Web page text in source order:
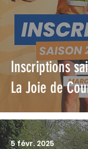
Inscriptions
La Joie de
5 févr. 2025